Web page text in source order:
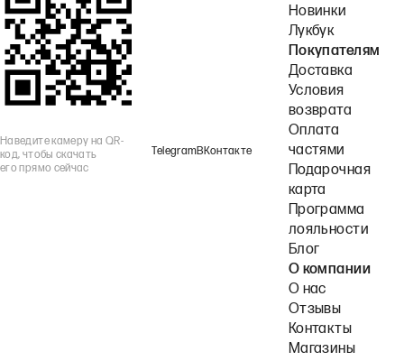
Наведите камеру на QR-
код, чтобы скачать
его прямо сейчас
TelegramВКонтакте
Новинки
Лукбук
Покупателям
Доставка
Условия
возврата
Оплата
частями
Подарочная
карта
Программа
лояльности
Блог
О компании
О нас
Отзывы
Контакты
Магазины